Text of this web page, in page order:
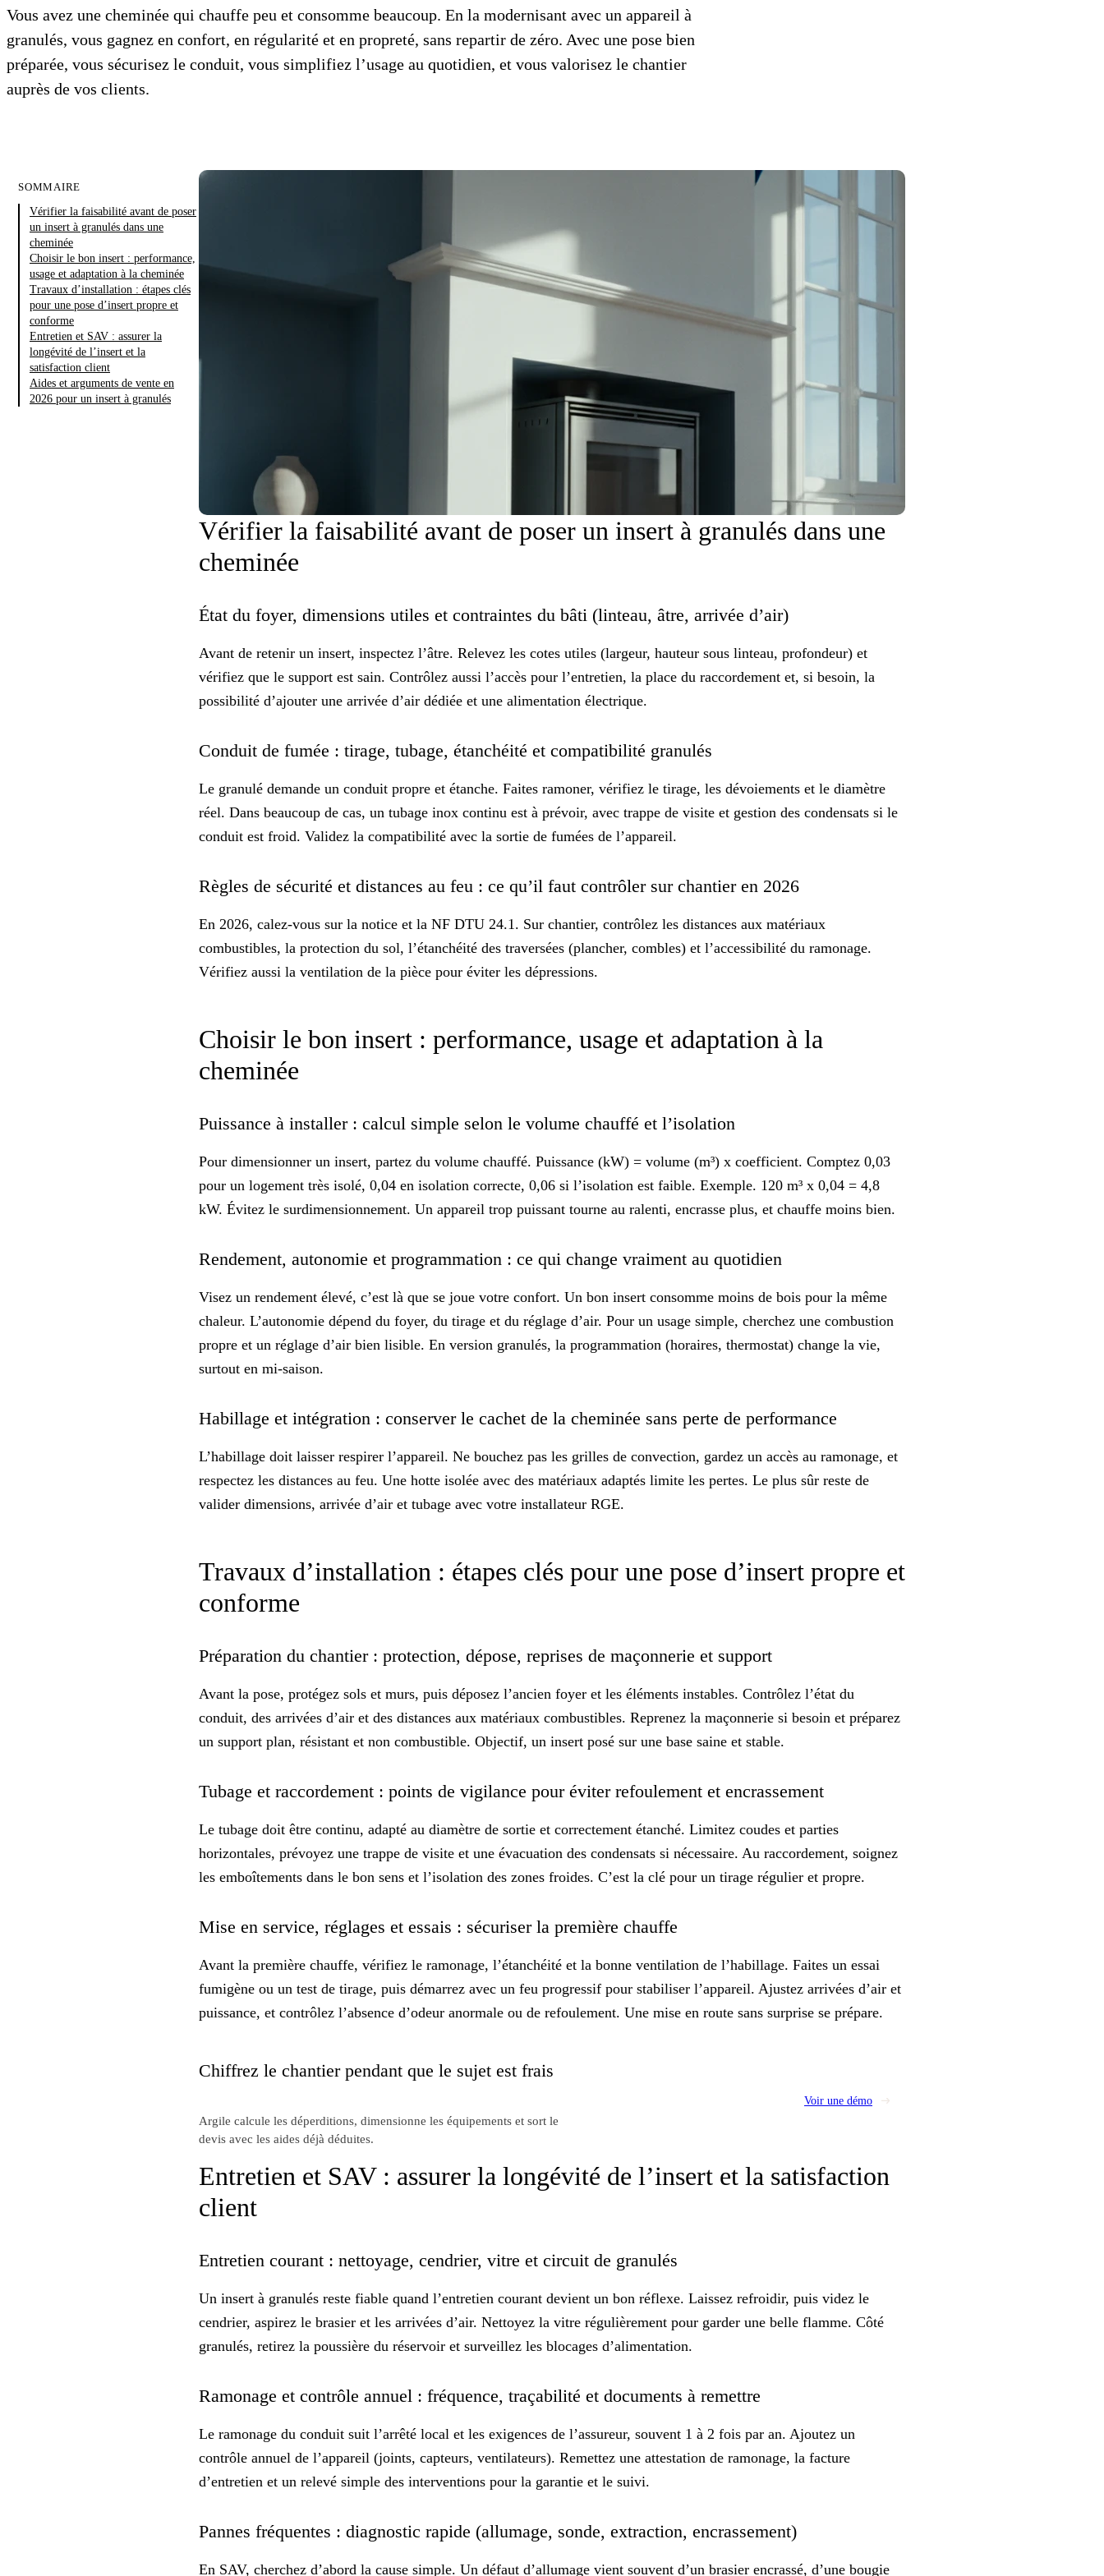
Vous avez une cheminée qui chauffe peu et consomme beaucoup. En la modernisant avec un appareil à
granulés, vous gagnez en confort, en régularité et en propreté, sans repartir de zéro. Avec une pose bien
préparée, vous sécurisez le conduit, vous simplifiez l’usage au quotidien, et vous valorisez le chantier
auprès de vos clients.
SOMMAIRE
Vérifier la faisabilité avant de poser
un insert à granulés dans une
cheminée
Choisir le bon insert : performance,
usage et adaptation à la cheminée
Travaux d’installation : étapes clés
pour une pose d’insert propre et
conforme
Entretien et SAV : assurer la
longévité de l’insert et la
satisfaction client
Aides et arguments de vente en
2026 pour un insert à granulés
Vérifier la faisabilité avant de poser un insert à granulés dans une
cheminée
État du foyer, dimensions utiles et contraintes du bâti (linteau, âtre, arrivée d’air)
Avant de retenir un insert, inspectez l’âtre. Relevez les cotes utiles (largeur, hauteur sous linteau, profondeur) et
vérifiez que le support est sain. Contrôlez aussi l’accès pour l’entretien, la place du raccordement et, si besoin, la
possibilité d’ajouter une arrivée d’air dédiée et une alimentation électrique.
Conduit de fumée : tirage, tubage, étanchéité et compatibilité granulés
Le granulé demande un conduit propre et étanche. Faites ramoner, vérifiez le tirage, les dévoiements et le diamètre
réel. Dans beaucoup de cas, un tubage inox continu est à prévoir, avec trappe de visite et gestion des condensats si le
conduit est froid. Validez la compatibilité avec la sortie de fumées de l’appareil.
Règles de sécurité et distances au feu : ce qu’il faut contrôler sur chantier en 2026
En 2026, calez-vous sur la notice et la NF DTU 24.1. Sur chantier, contrôlez les distances aux matériaux
combustibles, la protection du sol, l’étanchéité des traversées (plancher, combles) et l’accessibilité du ramonage.
Vérifiez aussi la ventilation de la pièce pour éviter les dépressions.
Choisir le bon insert : performance, usage et adaptation à la
cheminée
Puissance à installer : calcul simple selon le volume chauffé et l’isolation
Pour dimensionner un insert, partez du volume chauffé. Puissance (kW) = volume (m³) x coefficient. Comptez 0,03
pour un logement très isolé, 0,04 en isolation correcte, 0,06 si l’isolation est faible. Exemple. 120 m³ x 0,04 = 4,8
kW. Évitez le surdimensionnement. Un appareil trop puissant tourne au ralenti, encrasse plus, et chauffe moins bien.
Rendement, autonomie et programmation : ce qui change vraiment au quotidien
Visez un rendement élevé, c’est là que se joue votre confort. Un bon insert consomme moins de bois pour la même
chaleur. L’autonomie dépend du foyer, du tirage et du réglage d’air. Pour un usage simple, cherchez une combustion
propre et un réglage d’air bien lisible. En version granulés, la programmation (horaires, thermostat) change la vie,
surtout en mi-saison.
Habillage et intégration : conserver le cachet de la cheminée sans perte de performance
L’habillage doit laisser respirer l’appareil. Ne bouchez pas les grilles de convection, gardez un accès au ramonage, et
respectez les distances au feu. Une hotte isolée avec des matériaux adaptés limite les pertes. Le plus sûr reste de
valider dimensions, arrivée d’air et tubage avec votre installateur RGE.
Travaux d’installation : étapes clés pour une pose d’insert propre et
conforme
Préparation du chantier : protection, dépose, reprises de maçonnerie et support
Avant la pose, protégez sols et murs, puis déposez l’ancien foyer et les éléments instables. Contrôlez l’état du
conduit, des arrivées d’air et des distances aux matériaux combustibles. Reprenez la maçonnerie si besoin et préparez
un support plan, résistant et non combustible. Objectif, un insert posé sur une base saine et stable.
Tubage et raccordement : points de vigilance pour éviter refoulement et encrassement
Le tubage doit être continu, adapté au diamètre de sortie et correctement étanché. Limitez coudes et parties
horizontales, prévoyez une trappe de visite et une évacuation des condensats si nécessaire. Au raccordement, soignez
les emboîtements dans le bon sens et l’isolation des zones froides. C’est la clé pour un tirage régulier et propre.
Mise en service, réglages et essais : sécuriser la première chauffe
Avant la première chauffe, vérifiez le ramonage, l’étanchéité et la bonne ventilation de l’habillage. Faites un essai
fumigène ou un test de tirage, puis démarrez avec un feu progressif pour stabiliser l’appareil. Ajustez arrivées d’air et
puissance, et contrôlez l’absence d’odeur anormale ou de refoulement. Une mise en route sans surprise se prépare.
Chiffrez le chantier pendant que le sujet est frais
Argile calcule les déperditions, dimensionne les équipements et sort le
devis avec les aides déjà déduites.
Voir une démo
Entretien et SAV : assurer la longévité de l’insert et la satisfaction
client
Entretien courant : nettoyage, cendrier, vitre et circuit de granulés
Un insert à granulés reste fiable quand l’entretien courant devient un bon réflexe. Laissez refroidir, puis videz le
cendrier, aspirez le brasier et les arrivées d’air. Nettoyez la vitre régulièrement pour garder une belle flamme. Côté
granulés, retirez la poussière du réservoir et surveillez les blocages d’alimentation.
Ramonage et contrôle annuel : fréquence, traçabilité et documents à remettre
Le ramonage du conduit suit l’arrêté local et les exigences de l’assureur, souvent 1 à 2 fois par an. Ajoutez un
contrôle annuel de l’appareil (joints, capteurs, ventilateurs). Remettez une attestation de ramonage, la facture
d’entretien et un relevé simple des interventions pour la garantie et le suivi.
Pannes fréquentes : diagnostic rapide (allumage, sonde, extraction, encrassement)
En SAV, cherchez d’abord la cause simple. Un défaut d’allumage vient souvent d’un brasier encrassé, d’une bougie